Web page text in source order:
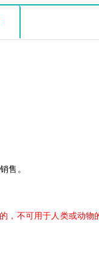
售。
不可用于人类或动物